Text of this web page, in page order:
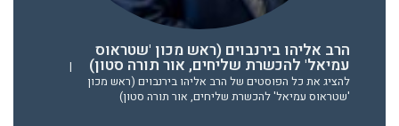
הרב אליהו בירנבוים (ראש מכון 'שטראוס
עמיאל' להכשרת שליחים, אור תורה סטון)
|
להציג את כל הפוסטים של הרב אליהו בירנבוים (ראש מכון
'שטראוס עמיאל' להכשרת שליחים, אור תורה סטון)